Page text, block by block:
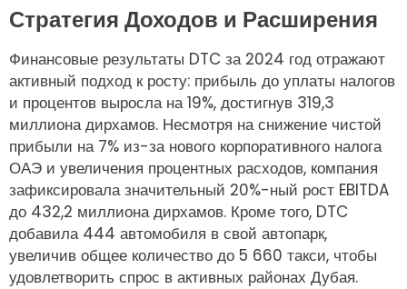
Стратегия Доходов и Расширения
Финансовые результаты DTC за 2024 год отражают
активный подход к росту: прибыль до уплаты налогов
и процентов выросла на 19%, достигнув 319,3
миллиона дирхамов. Несмотря на снижение чистой
прибыли на 7% из-за нового корпоративного налога
ОАЭ и увеличения процентных расходов, компания
зафиксировала значительный 20%-ный рост EBITDA
до 432,2 миллиона дирхамов. Кроме того, DTC
добавила 444 автомобиля в свой автопарк,
увеличив общее количество до 5 660 такси, чтобы
удовлетворить спрос в активных районах Дубая.